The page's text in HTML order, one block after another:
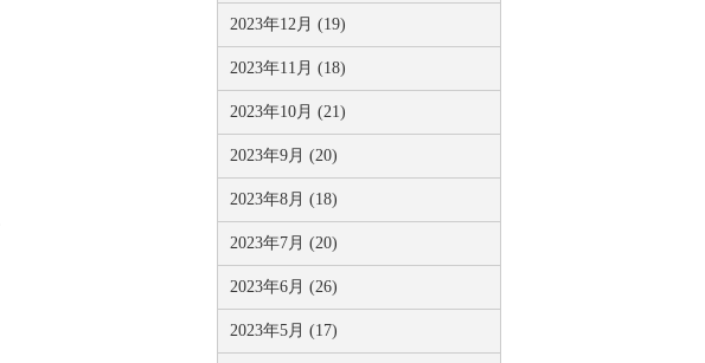
2023年12月 (19)
2023年11月 (18)
2023年10月 (21)
2023年9月 (20)
2023年8月 (18)
2023年7月 (20)
2023年6月 (26)
2023年5月 (17)